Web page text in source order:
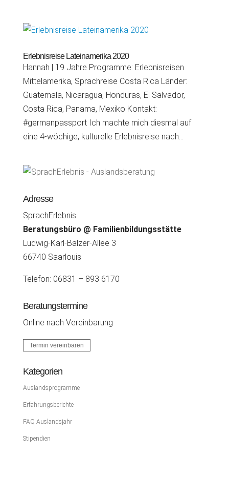
Erlebnisreise Lateinamerika 2020
Hannah | 19 Jahre Programme: Erlebnisreisen
Mittelamerika, Sprachreise Costa Rica Länder:
Guatemala, Nicaragua, Honduras, El Salvador,
Costa Rica, Panama, Mexiko Kontakt:
#germanpassport Ich machte mich diesmal auf
eine 4-wöchige, kulturelle Erlebnisreise nach...
Adresse
SprachErlebnis
Beratungsbüro @ Familienbildungsstätte
Ludwig-Karl-Balzer-Allee 3
66740 Saarlouis
Telefon: 06831 – 893 6170
Beratungstermine
Online nach Vereinbarung
Termin vereinbaren
Kategorien
Auslandsprogramme
Erfahrungsberichte
FAQ Auslandsjahr
Stipendien